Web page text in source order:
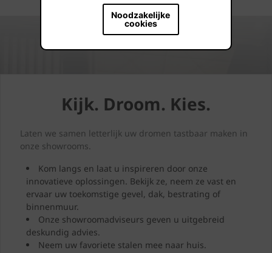
Noodzakelijke
cookies
Kijk. Droom. Kies.
Laten we samen letterlijk uw dromen tastbaar maken in
onze showrooms.
Kom langs en laat u inspireren door onze
innovatieve oplossingen. Bekijk ze, neem ze vast en
ervaar uw toekomstige gevel, dak, bestrating of
binnenmuur.
Onze showroomadviseurs geven u uitgebreid
deskundig advies.
Neem uw favoriete stalen mee naar huis.